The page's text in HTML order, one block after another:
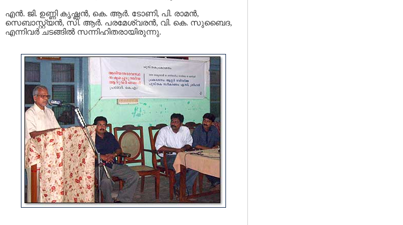
എന്‍. ജി. ഉണ്ണി കൃഷ്ണന്‍, കെ. ആര്‍. ടോണി, പി. രാമന്‍,
സെബാസ്റ്റ്യന്‍, സി. ആര്‍. പരമേശ്വരന്‍, വി. കെ. സുബൈദ,
എന്നിവര്‍ ചടങ്ങില്‍ സന്നിഹിതരായിരുന്നു.